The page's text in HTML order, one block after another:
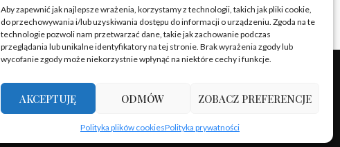
Aby zapewnić jak najlepsze wrażenia, korzystamy z technologii, takich jak pliki cookie,
do przechowywania i/lub uzyskiwania dostępu do informacji o urządzeniu. Zgoda na te
technologie pozwoli nam przetwarzać dane, takie jak zachowanie podczas
przeglądania lub unikalne identyfikatory na tej stronie. Brak wyrażenia zgody lub
wycofanie zgody może niekorzystnie wpłynąć na niektóre cechy i funkcje.
AKCEPTUJĘ ODMÓW ZOBACZ PREFERENCJE
Polityka plików cookiesPolityka prywatności